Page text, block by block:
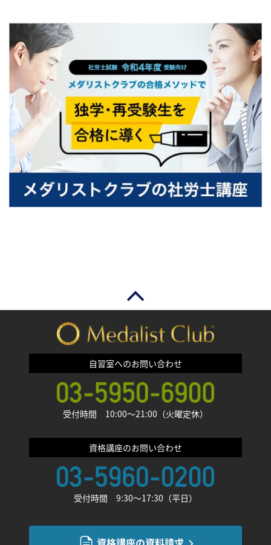
自習室へのお問い合わせ
受付時間 10:00〜21:00（火曜定休）
資格講座のお問い合わせ
受付時間 9:30〜17:30（平日）